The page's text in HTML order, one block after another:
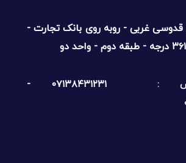
قدوسی غربی - روبه روی بانک تجارت -
:
۰۷۱۳۸۴۳۱۲۳۱ -